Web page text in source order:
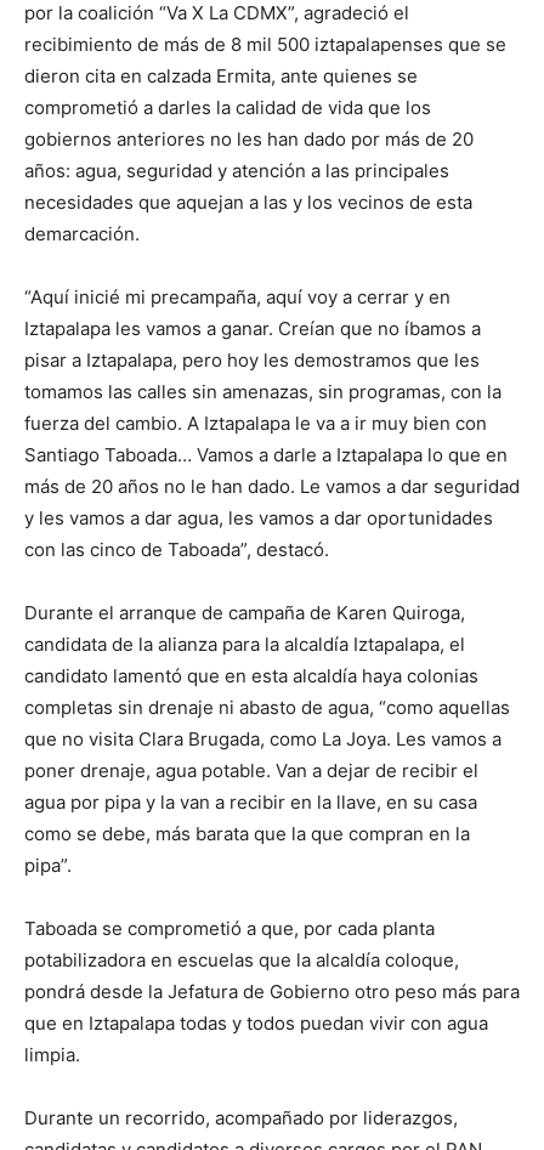
por la coalición “Va X La CDMX”, agradeció el
recibimiento de más de 8 mil 500 iztapalapenses que se
dieron cita en calzada Ermita, ante quienes se
comprometió a darles la calidad de vida que los
gobiernos anteriores no les han dado por más de 20
años: agua, seguridad y atención a las principales
necesidades que aquejan a las y los vecinos de esta
demarcación.
“Aquí inicié mi precampaña, aquí voy a cerrar y en
Iztapalapa les vamos a ganar. Creían que no íbamos a
pisar a Iztapalapa, pero hoy les demostramos que les
tomamos las calles sin amenazas, sin programas, con la
fuerza del cambio. A Iztapalapa le va a ir muy bien con
Santiago Taboada… Vamos a darle a Iztapalapa lo que en
más de 20 años no le han dado. Le vamos a dar seguridad
y les vamos a dar agua, les vamos a dar oportunidades
con las cinco de Taboada”, destacó.
Durante el arranque de campaña de Karen Quiroga,
candidata de la alianza para la alcaldía Iztapalapa, el
candidato lamentó que en esta alcaldía haya colonias
completas sin drenaje ni abasto de agua, “como aquellas
que no visita Clara Brugada, como La Joya. Les vamos a
poner drenaje, agua potable. Van a dejar de recibir el
agua por pipa y la van a recibir en la llave, en su casa
como se debe, más barata que la que compran en la
pipa”.
Taboada se comprometió a que, por cada planta
potabilizadora en escuelas que la alcaldía coloque,
pondrá desde la Jefatura de Gobierno otro peso más para
que en Iztapalapa todas y todos puedan vivir con agua
limpia.
Durante un recorrido, acompañado por liderazgos,